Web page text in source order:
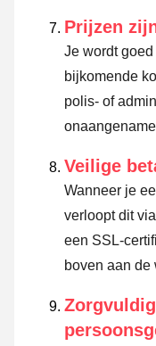
Prijzen
Je wordt
bijkomende
polis- of
Veilige
Wanneer je
verloopt dit
een SSL-
boven aan de